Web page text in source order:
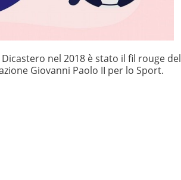
nel 2018 è stato il fil rouge del
Giovanni Paolo II per lo Sport.